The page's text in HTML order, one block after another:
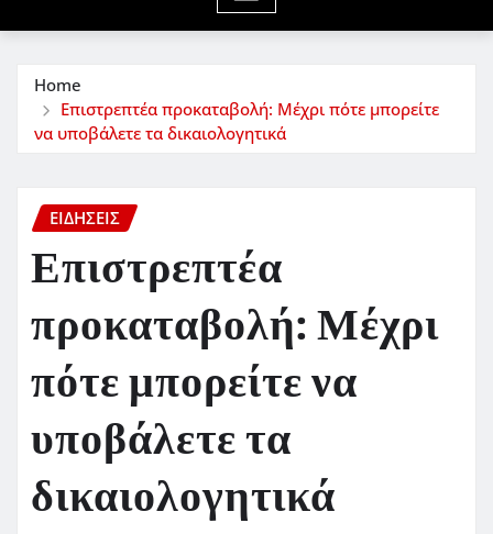
Home
Επιστρεπτέα προκαταβολή: Μέχρι πότε μπορείτε
να υποβάλετε τα δικαιολογητικά
ΕΙΔΗΣΕΙΣ
Επιστρεπτέα
προκαταβολή: Μέχρι
πότε μπορείτε να
υποβάλετε τα
δικαιολογητικά